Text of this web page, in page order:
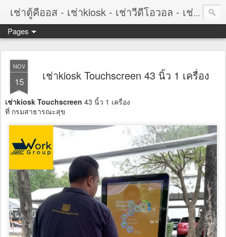
เช่าตู้คีออส - เช่าkiosk - เช่าวีดีโอวอล - เช่าvideowall - เช่าจอทัชสกรีน - เช่าtouchscreen
Pages
NOV
15 เช่าkiosk Touchscreen 43 นิ้ว 1 เครื่อง
เช่าkiosk Touchscreen 43 นิ้ว 1 เครื่อง
ที่ กรมสาธารณะสุข